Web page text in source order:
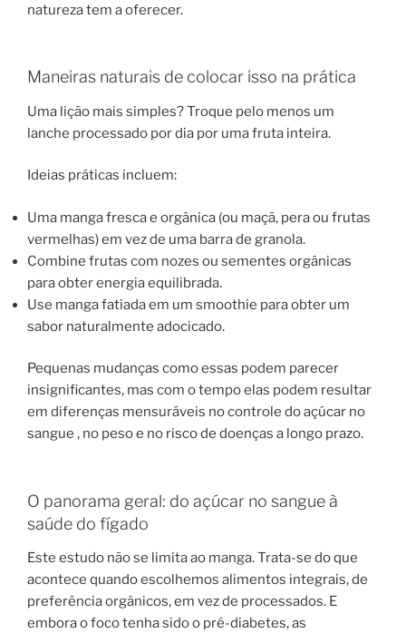
natureza tem a oferecer.
Maneiras naturais de colocar isso na prática
Uma lição mais simples? Troque pelo menos um
lanche processado por dia por uma fruta inteira.
Ideias práticas incluem:
Uma manga fresca e orgânica (ou maçã, pera ou frutas
vermelhas) em vez de uma barra de granola.
Combine frutas com nozes ou sementes orgânicas
para obter energia equilibrada.
Use manga fatiada em um smoothie para obter um
sabor naturalmente adocicado.
Pequenas mudanças como essas podem parecer
insignificantes, mas com o tempo elas podem resultar
em diferenças mensuráveis ​​no controle do açúcar no
sangue , no peso e no risco de doenças a longo prazo.
O panorama geral: do açúcar no sangue à
saúde do fígado
Este estudo não se limita ao manga. Trata-se do que
acontece quando escolhemos alimentos integrais, de
preferência orgânicos, em vez de processados. E
embora o foco tenha sido o pré-diabetes, as